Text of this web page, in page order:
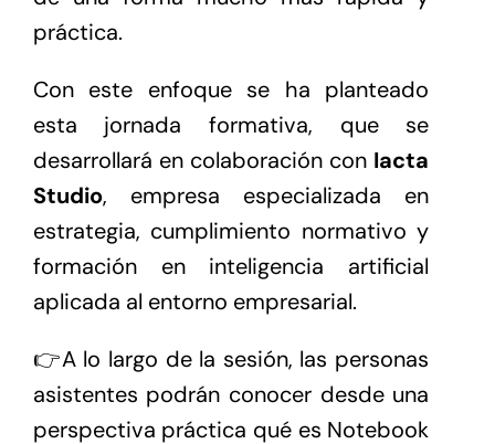
práctica.
Con este enfoque se ha planteado
esta jornada formativa, que se
desarrollará en colaboración con Iacta
Studio, empresa especializada en
estrategia, cumplimiento normativo y
formación en inteligencia artificial
aplicada al entorno empresarial.
👉A lo largo de la sesión, las personas
asistentes podrán conocer desde una
perspectiva práctica qué es Notebook